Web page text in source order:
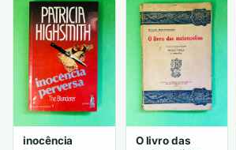
inocência
O livro das